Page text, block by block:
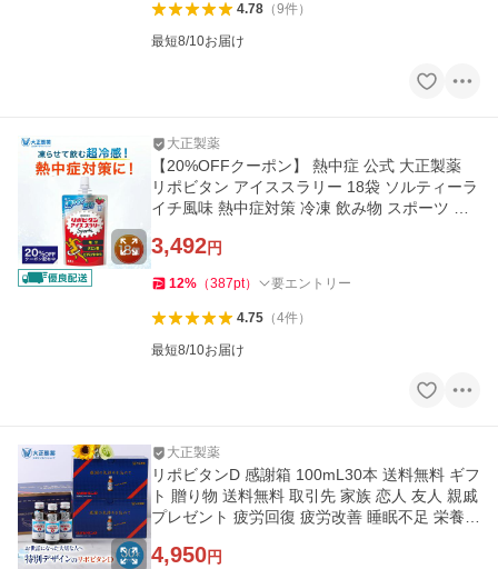
4.78（9件）
最短8/10お届け
大正製薬
【20%OFFクーポン】 熱中症 公式 大正製薬
リポビタン アイススラリー 18袋 ソルティーラ
イチ風味 熱中症対策 冷凍 飲み物 スポーツ ド
3,492円
12% （387pt） 要エントリー
4.75（4件）
最短8/10お届け
大正製薬
リポビタンD 感謝箱 100mL30本 送料無料 ギフ
ト 贈り物 送料無料 取引先 家族 恋人 友人 親戚
プレゼント 疲労回復 疲労改善 睡眠不足 栄養ド
4,950円